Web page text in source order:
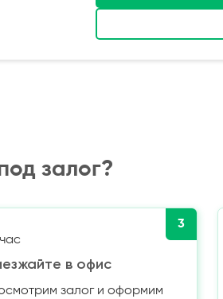
залог?
3
в офис
залог и оформим